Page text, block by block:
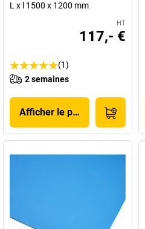
L x l 1500 x 1200 mm
HT
117,- €
(1)
2 semaines
Afficher le produit